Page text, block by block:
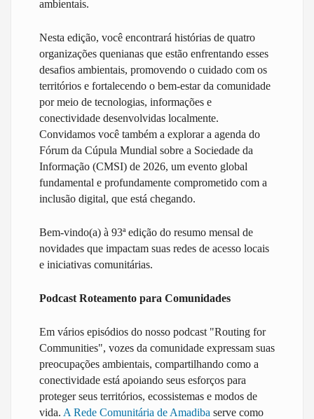
ambientais.
Nesta edição, você encontrará histórias de quatro
organizações quenianas que estão enfrentando esses
desafios ambientais, promovendo o cuidado com os
territórios e fortalecendo o bem-estar da comunidade
por meio de tecnologias, informações e
conectividade desenvolvidas localmente.
Convidamos você também a explorar a agenda do
Fórum da Cúpula Mundial sobre a Sociedade da
Informação (CMSI) de 2026, um evento global
fundamental e profundamente comprometido com a
inclusão digital, que está chegando.
Bem-vindo(a) à 93ª edição do resumo mensal de
novidades que impactam suas redes de acesso locais
e iniciativas comunitárias.
Podcast Roteamento para Comunidades
Em vários episódios do nosso podcast "Routing for
Communities", vozes da comunidade expressam suas
preocupações ambientais, compartilhando como a
conectividade está apoiando seus esforços para
proteger seus territórios, ecossistemas e modos de
vida. A Rede Comunitária de Amadiba serve como